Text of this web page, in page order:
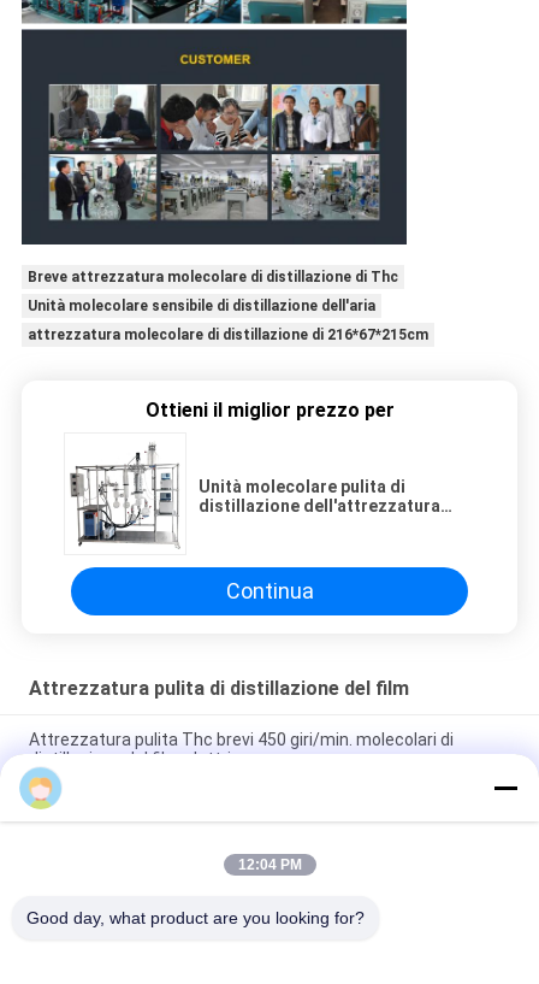
Breve attrezzatura molecolare di distillazione di Thc
Unità molecolare sensibile di distillazione dell'aria
attrezzatura molecolare di distillazione di 216*67*215cm
Ottieni il miglior prezzo per
Unità molecolare pulita di
distillazione dell'attrezzatura
Continua
Attrezzatura pulita di distillazione del film
Attrezzatura pulita Thc brevi 450 giri/min. molecolari di
distillazione del film elettrico
L'olio essenziale pulito dell'attrezzatura di distillazione del film
lavora la fabbrica a macchina della bevanda dell'alimento
Azionamento elettrico pulito di vetro dell'attrezzatura di
12:04 PM
Good day, what product are you looking for?